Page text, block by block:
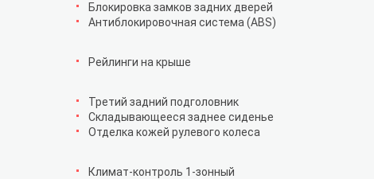
Блокировка замков задних дверей
Антиблокировочная система (ABS)
Рейлинги на крыше
Третий задний подголовник
Складывающееся заднее сиденье
Отделка кожей рулевого колеса
Климат-контроль 1-зонный